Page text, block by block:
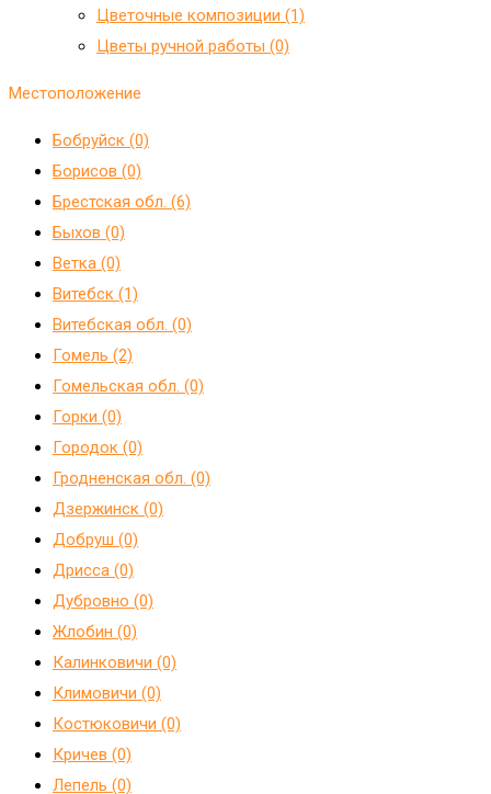
Цветочные композиции (1)
Цветы ручной работы (0)
Местоположение
Бобруйск (0)
Борисов (0)
Брестская обл. (6)
Быхов (0)
Ветка (0)
Витебск (1)
Витебская обл. (0)
Гомель (2)
Гомельская обл. (0)
Горки (0)
Городок (0)
Гродненская обл. (0)
Дзержинск (0)
Добруш (0)
Дрисса (0)
Дубровно (0)
Жлобин (0)
Калинковичи (0)
Климовичи (0)
Костюковичи (0)
Кричев (0)
Лепель (0)